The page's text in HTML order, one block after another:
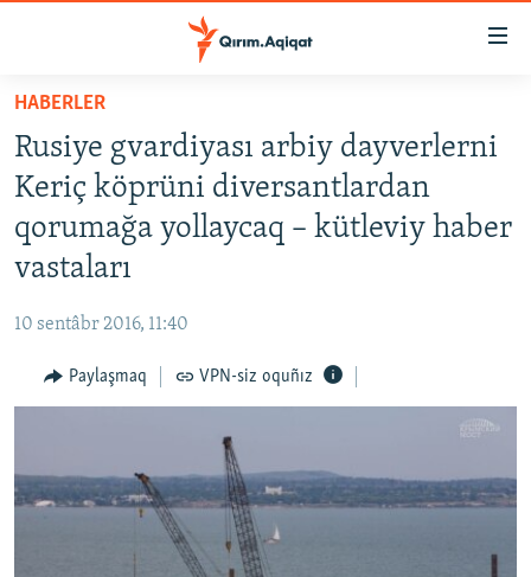
Esas
qaytmaq
Baş
navigatsiyağa
qaytmaq
Qıdıruvğa
SİYASET
İQTİSADİYAT
CEMİYET
İNSAN AQLARI
VİDEO
FİKİR
HABERLER
Rusiye gvardiyası arbiy dayverlerni
Keriç köprüni diversantlardan
qorumağa yollaycaq – kütleviy haber
vastaları
10 sentâbr 2016, 11:40
Paylaşmaq VPN-siz oquñız